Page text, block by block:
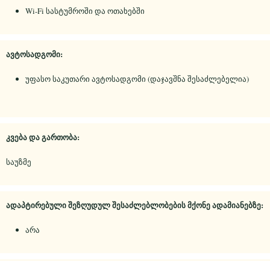
Wi-Fi სასტუმროში და ოთახებში
ავტოსადგომი:
უფასო საკუთარი ავტოსადგომი (დაჯავშნა შესაძლებელია)
კვება და გართობა:
საუზმე
ადაპტირებული შეზღუდულ შესაძლებლობების მქონე ადამიანებზე:
არა